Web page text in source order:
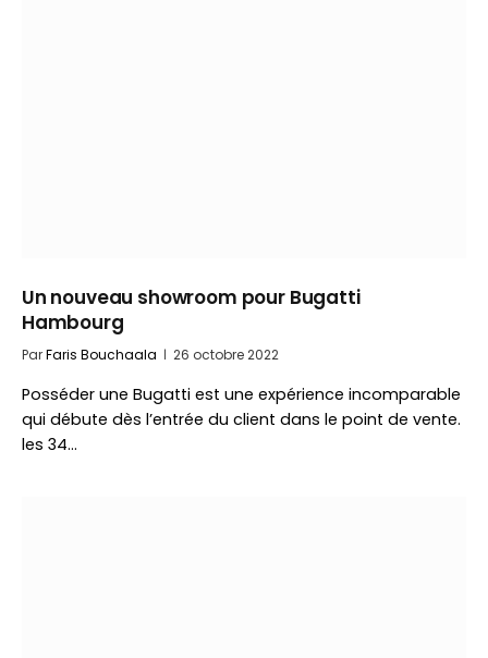
Un nouveau showroom pour Bugatti
Hambourg
ParFaris Bouchaala 26 octobre 2022
Posséder une Bugatti est une expérience incomparable
qui débute dès l’entrée du client dans le point de vente.
les 34…